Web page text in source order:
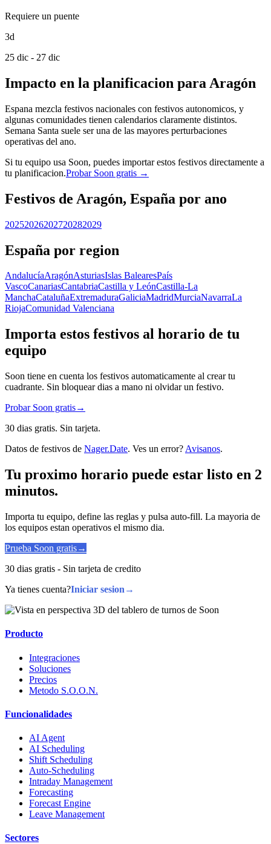
Requiere un puente
3d
25 dic - 27 dic
Impacto en la planificacion para Aragón
Espana mezcla festivos nacionales con festivos autonomicos, y
algunas comunidades tienen calendarios claramente distintos.
Semana Santa suele ser una de las mayores perturbaciones
operativas del ano.
Si tu equipo usa Soon, puedes importar estos festivos directamente a
tu planificacion.Probar Soon gratis →
Festivos de Aragón, España por ano
20252026202720282029
España por region
AndalucíaAragónAsturiasIslas BalearesPaís
VascoCanariasCantabriaCastilla y LeónCastilla-La
ManchaCataluñaExtremaduraGaliciaMadridMurciaNavarraLa
RiojaComunidad Valenciana
Importa estos festivos al horario de tu
equipo
Soon tiene en cuenta los festivos automaticamente al crear tu
cuadrante. Sin bloquear dias a mano ni olvidar un festivo.
Probar Soon gratis→
30 dias gratis. Sin tarjeta.
Datos de festivos de Nager.Date. Ves un error? Avisanos.
Tu proximo horario puede estar listo en 2
minutos.
Importa tu equipo, define las reglas y pulsa auto-fill. La mayoria de
los equipos estan operativos el mismo dia.
Prueba Soon gratis→
30 dias gratis - Sin tarjeta de credito
Ya tienes cuenta?Iniciar sesion →
Producto
Integraciones
Soluciones
Precios
Metodo S.O.O.N.
Funcionalidades
AI Agent
AI Scheduling
Shift Scheduling
Auto-Scheduling
Intraday Management
Forecasting
Forecast Engine
Leave Management
Sectores